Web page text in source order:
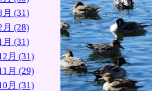
月 (31)
月 (28)
月 (31)
月 (31)
月 (29)
月 (31)